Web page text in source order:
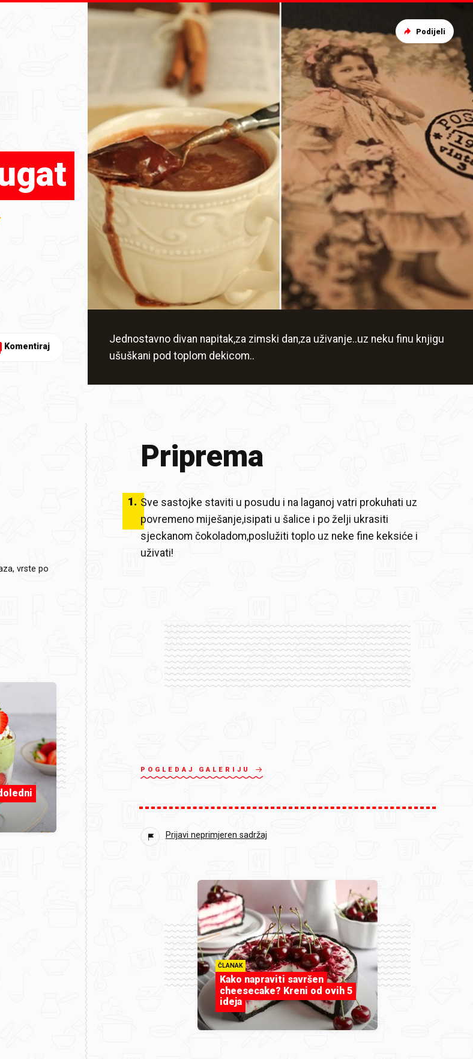
Jednostavno divan napitak,za zimski dan,za uživanje..uz neku finu knjigu
ušuškani pod toplom dekicom..
Komentiraj
Podijeli
vrste po
Priprema
1. Sve sastojke staviti u posudu i na laganoj vatri prokuhati uz
povremeno miješanje,isipati u šalice i po želji ukrasiti
sjeckanom čokoladom,poslužiti toplo uz neke fine keksiće i
uživati!
POGLEDAJ GALERIJU
Prijavi neprimjeren sadržaj
ČLANAK
Kako napraviti savršen
cheesecake? Kreni od ovih 5
ideja